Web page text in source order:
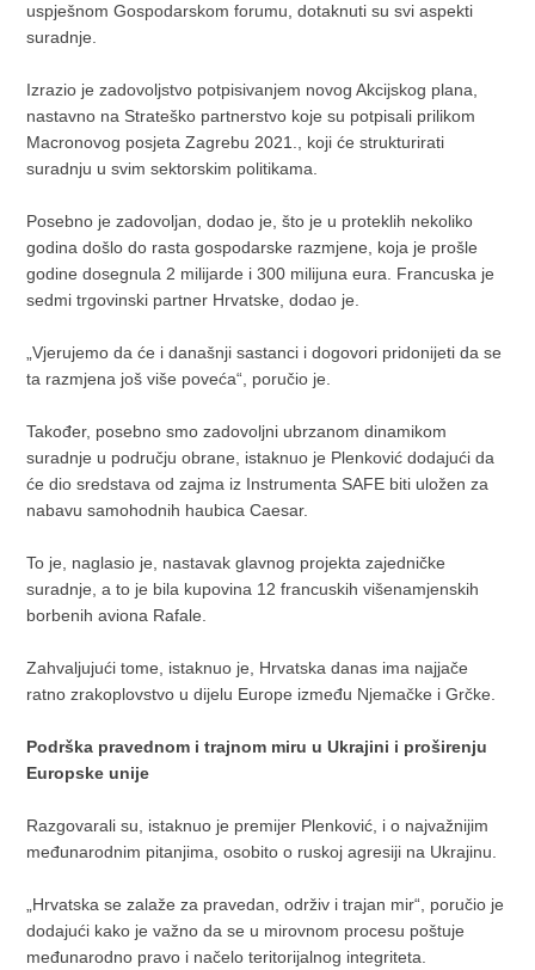
uspješnom Gospodarskom forumu, dotaknuti su svi aspekti
suradnje.
Izrazio je zadovoljstvo potpisivanjem novog Akcijskog plana,
nastavno na Strateško partnerstvo koje su potpisali prilikom
Macronovog posjeta Zagrebu 2021., koji će strukturirati
suradnju u svim sektorskim politikama.
Posebno je zadovoljan, dodao je, što je u proteklih nekoliko
godina došlo do rasta gospodarske razmjene, koja je prošle
godine dosegnula 2 milijarde i 300 milijuna eura. Francuska je
sedmi trgovinski partner Hrvatske, dodao je.
„Vjerujemo da će i današnji sastanci i dogovori pridonijeti da se
ta razmjena još više poveća“, poručio je.
Također, posebno smo zadovoljni ubrzanom dinamikom
suradnje u području obrane, istaknuo je Plenković dodajući da
će dio sredstava od zajma iz Instrumenta SAFE biti uložen za
nabavu samohodnih haubica Caesar.
To je, naglasio je, nastavak glavnog projekta zajedničke
suradnje, a to je bila kupovina 12 francuskih višenamjenskih
borbenih aviona Rafale.
Zahvaljujući tome, istaknuo je, Hrvatska danas ima najjače
ratno zrakoplovstvo u dijelu Europe između Njemačke i Grčke.
Podrška pravednom i trajnom miru u Ukrajini i proširenju
Europske unije
Razgovarali su, istaknuo je premijer Plenković, i o najvažnijim
međunarodnim pitanjima, osobito o ruskoj agresiji na Ukrajinu.
„Hrvatska se zalaže za pravedan, održiv i trajan mir“, poručio je
dodajući kako je važno da se u mirovnom procesu poštuje
međunarodno pravo i načelo teritorijalnog integriteta.